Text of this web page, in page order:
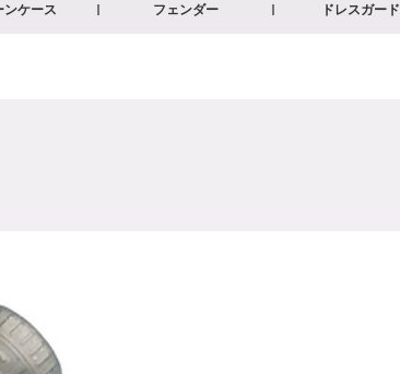
ンケース フェンダー ドレスガード